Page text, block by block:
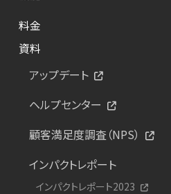
料金
資料
アップデート
ヘルプセンター
顧客満足度調査（NPS）
インパクトレポート
インパクトレポート2023